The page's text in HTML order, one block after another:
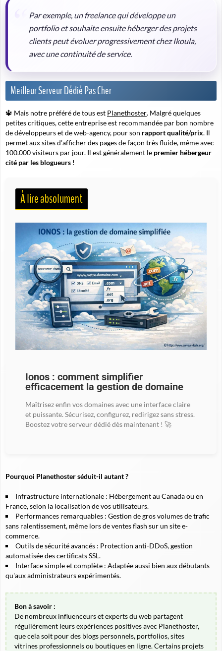
Par exemple, un freelance qui développe un
portfolio et souhaite ensuite héberger des projets
clients peut évoluer progressivement chez Ikoula,
avec une continuité de service.
Meilleur Serveur Dédié Pas Cher
🔱 Mais notre préféré de tous est Planethoster. Malgré quelques
petites critiques, cette entreprise est recommandée par bon nombre
de développeurs et de web-agency, pour son rapport qualité/prix. Il
permet aux sites d'afficher des pages de façon très fluide, même avec
100.000 visiteurs par jour. Il est généralement le premier hébergeur
cité par les blogueurs !
À lire absolument
Ionos : comment simplifier
efficacement la gestion de domaine
Maîtrisez enfin vos domaines avec une interface claire
et puissante. Sécurisez, configurez, redirigez sans stress.
Boostez votre serveur dédié dès maintenant ! 🚀
Pourquoi Planethoster séduit-il autant ?
Infrastructure internationale : Hébergement au Canada ou en
France, selon la localisation de vos utilisateurs.
Performances remarquables : Gestion de gros volumes de trafic
sans ralentissement, même lors de ventes flash sur un site e-
commerce.
Outils de sécurité avancés : Protection anti-DDoS, gestion
automatisée des certificats SSL.
Interface simple et complète : Adaptée aussi bien aux débutants
qu'aux administrateurs expérimentés.
Bon à savoir :
De nombreux influenceurs et experts du web partagent
régulièrement leurs expériences positives avec Planethoster,
que cela soit pour des blogs personnels, portfolios, sites
vitrines professionnels ou boutiques en ligne. Certains projets